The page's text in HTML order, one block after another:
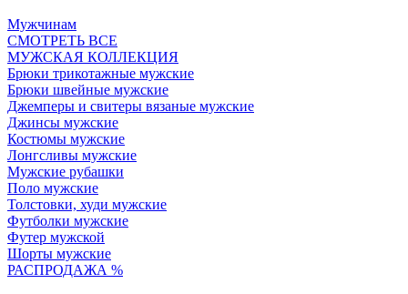
Мужчинам
СМОТРЕТЬ ВСЕ
МУЖСКАЯ КОЛЛЕКЦИЯ
Брюки трикотажные мужские
Брюки швейные мужские
Джемперы и свитеры вязаные мужские
Джинсы мужские
Костюмы мужские
Лонгсливы мужские
Мужские рубашки
Поло мужские
Толстовки, худи мужские
Футболки мужские
Футер мужской
Шорты мужские
РАСПРОДАЖА %